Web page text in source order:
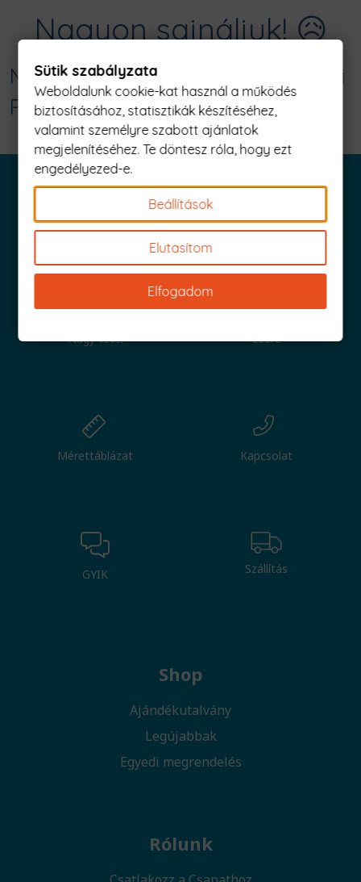
Nagyon sajnáljuk! 😥
Nincs találat erre: "deathstroke Férfi
Póló"
Iratkozz fel és küldjük is az 1000 Ft értékű kuponod!
Nagy tétel Csere
Mérettáblázat Kapcsolat
GYIK Szállítás
Shop
Ajándékutalvány
Legújabbak
Egyedi megrendelés
Rólunk
Sütik szabályzata
Weboldalunk cookie-kat használ a működés
biztosításához, statisztikák készítéséhez,
valamint személyre szabott ajánlatok
megjelenítéséhez. Te döntesz róla, hogy ezt
engedélyezed-e.
Beállítások
Elutasítom
Elfogadom